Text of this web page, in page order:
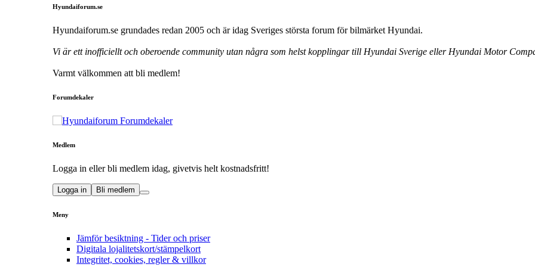
Hyundaiforum.se
Hyundaiforum.se grundades redan 2005 och är idag Sveriges största forum för bilmärket Hyundai.
Vi är ett inofficiellt och oberoende community utan några som helst kopplingar till Hyundai Sverige eller Hyundai Motor
Varmt välkommen att bli medlem!
Forumdekaler
Medlem
Logga in eller bli medlem idag, givetvis helt kostnadsfritt!
Logga in Bli medlem
Meny
Jämför besiktning - Tider och priser
Digitala lojalitetskort/stämpelkort
Integritet, cookies, regler & villkor